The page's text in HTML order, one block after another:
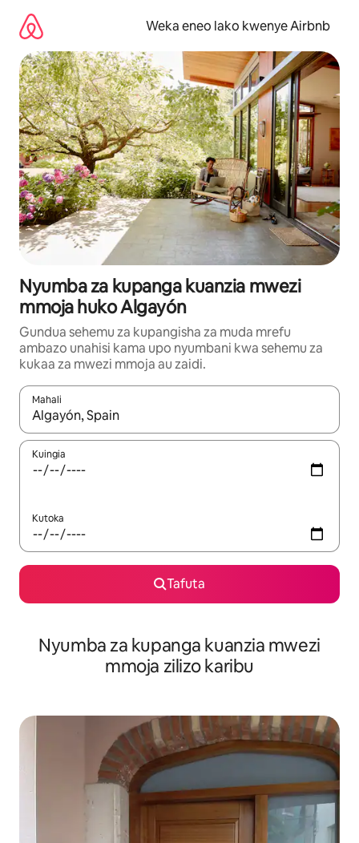
kwenda
kwenye
maudhui
Weka eneo lako kwenye Airbnb
Nyumba za kupanga kuanzia mwezi
mmoja huko Algayón
Gundua sehemu za kupangisha za muda mrefu
ambazo unahisi kama upo nyumbani kwa sehemu za
kukaa za mwezi mmoja au zaidi.
Mahali
Wakati matokeo yanapatikana, vinjari kwa kutumia vitufe vya
Kuingia
Kutoka
Tafuta
Nyumba za kupanga kuanzia mwezi
mmoja zilizo karibu